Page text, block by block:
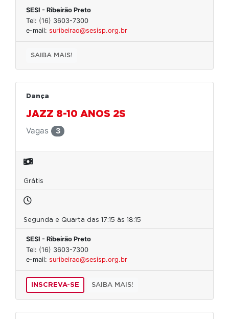
SESI - Ribeirão Preto
Tel: (16) 3603-7300
e-mail: suribeirao@sesisp.org.br
SAIBA MAIS!
Dança
JAZZ 8-10 ANOS 2S
Vagas
3
Grátis
Segunda e Quarta das 17:15 às 18:15
SESI - Ribeirão Preto
Tel: (16) 3603-7300
e-mail: suribeirao@sesisp.org.br
INSCREVA-SE SAIBA MAIS!